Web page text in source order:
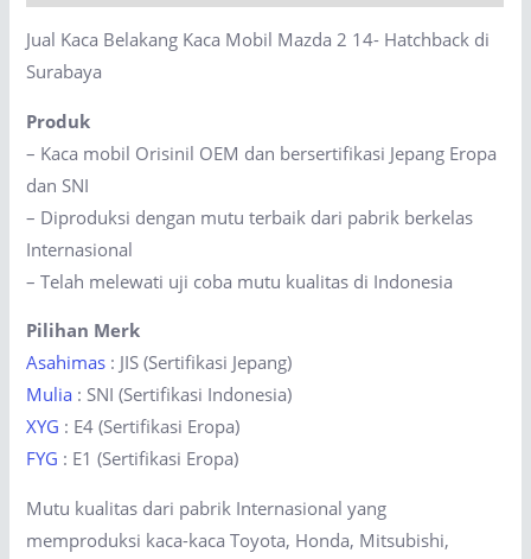
Hatchback
di
Surabaya
quantity
Jual Kaca Belakang Kaca Mobil Mazda 2 14- Hatchback di
Surabaya
Produk
– Kaca mobil Orisinil OEM dan bersertifikasi Jepang Eropa
dan SNI
– Diproduksi dengan mutu terbaik dari pabrik berkelas
Internasional
– Telah melewati uji coba mutu kualitas di Indonesia
Pilihan Merk
Asahimas : JIS (Sertifikasi Jepang)
Mulia : SNI (Sertifikasi Indonesia)
XYG : E4 (Sertifikasi Eropa)
FYG : E1 (Sertifikasi Eropa)
Mutu kualitas dari pabrik Internasional yang
memproduksi kaca-kaca Toyota, Honda, Mitsubishi,